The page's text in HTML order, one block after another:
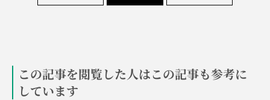
この記事を閲覧した人はこの記事も参考に
しています